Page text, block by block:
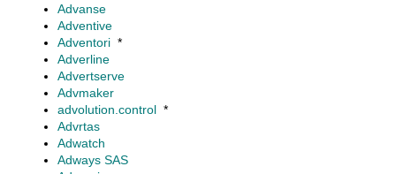
Advanse
Adventive
Adventori *
Adverline
Advertserve
Advmaker
advolution.control *
Advrtas
Adwatch
Adways SAS